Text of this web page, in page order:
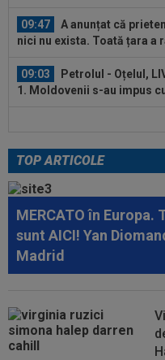
09:47
A anunțat că
nici nu exista. Toată țara a
09:03
Petrolul - Oțelul,
1. Moldovenii s-au impus
Hakan Calhanoglu
10:19 FOTO
Nicolae
Dalian Yingbo aproape l-au
10:08 OFICIAL
Serie B: ”Am spus 'da'
09:52 OFICIAL
A
09:48
Giovanni Becali l-a
Serie A
TOP ARTICOLE
MERCATO în
sunt AICI! Yan
Madrid